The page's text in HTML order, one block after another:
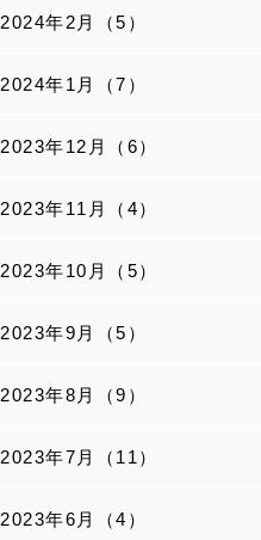
2024年2月（5）
2024年1月（7）
2023年12月（6）
2023年11月（4）
2023年10月（5）
2023年9月（5）
2023年8月（9）
2023年7月（11）
2023年6月（4）